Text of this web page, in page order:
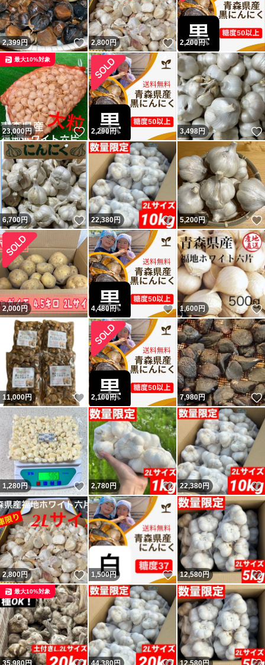
2,399円 いいね！
2,800円 いいね！
2,200円
23,000円 いいね！
最大10%対象
2,290円 3,498円
6,700円 いいね！
22,380円 いいね！
5,200円
2,000円 4,480円 いいね！
1,600円
11,000円 いいね！
2,100円 7,980円
1,280円 いいね！
2,780円 いいね！
22,380円
2,800円 いいね！
1,500円 いいね！
12,580円
最大10%対象